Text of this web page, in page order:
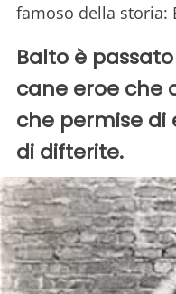
famoso della storia:
Balto è
cane eroe che
che permise di
di difterite.